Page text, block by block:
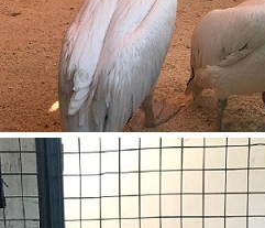
proverka_cirka2.jpg